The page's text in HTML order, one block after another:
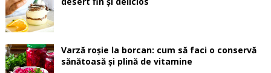
Varză roșie la borcan: cum să faci o conservă
sănătoasă și plină de vitamine